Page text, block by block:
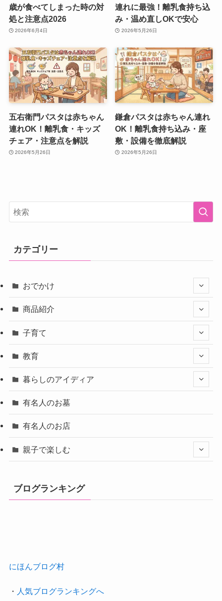
歳が食べてしまった時の対
処と注意点2026
2026年6月4日
連れに最強！離乳食持ち込
み・温め直しOKで安心
2026年5月26日
五右衛門パスタは赤ちゃん
連れOK！離乳食・キッズ
チェア・注意点を解説
2026年5月26日
鎌倉パスタは赤ちゃん連れ
OK！離乳食持ち込み・座
敷・設備を徹底解説
2026年5月26日
カテゴリー
おでかけ
商品紹介
子育て
教育
暮らしのアイディア
有名人のお墓
有名人のお店
親子で楽しむ
ブログランキング
にほんブログ村
・ 人気ブログランキングへ